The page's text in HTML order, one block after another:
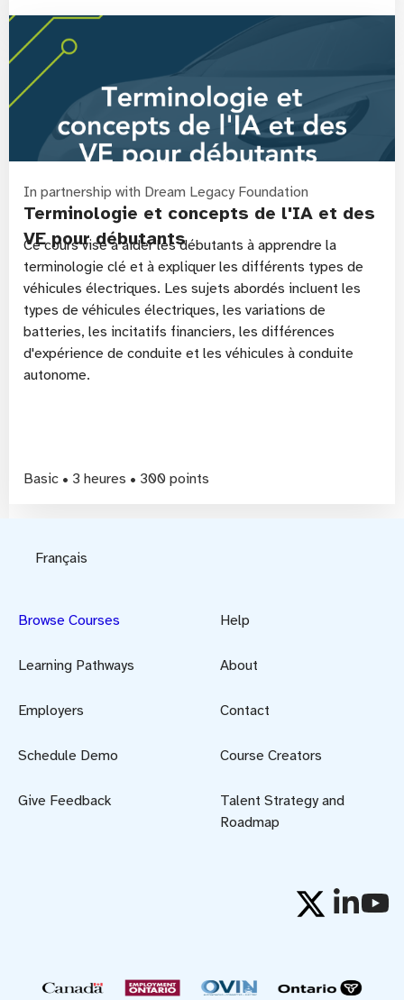
In partnership with Dream Legacy Foundation
Terminologie et concepts de l'IA et des
VE pour débutants
Ce cours vise à aider les débutants à apprendre la
terminologie clé et à expliquer les différents types de
véhicules électriques. Les sujets abordés incluent les
types de véhicules électriques, les variations de
batteries, les incitatifs financiers, les différences
d'expérience de conduite et les véhicules à conduite
autonome.
Basic • 3 heures • 300 points
Français
Browse Courses
Learning Pathways
Employers
Schedule Demo
Give Feedback
Help
About
Contact
Course Creators
Talent Strategy and
Roadmap